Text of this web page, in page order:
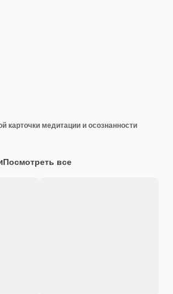
карточки медитации и осознанности
Посмотреть все